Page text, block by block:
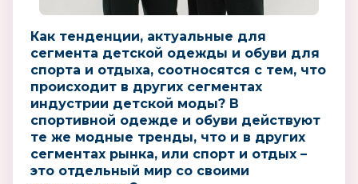
Как тенденции, актуальные для
сегмента детской одежды и обуви для
спорта и отдыха, соотносятся с тем, что
происходит в других сегментах
индустрии детской моды? В
спортивной одежде и обуви действуют
те же модные тренды, что и в других
сегментах рынка, или спорт и отдых –
это отдельный мир со своими